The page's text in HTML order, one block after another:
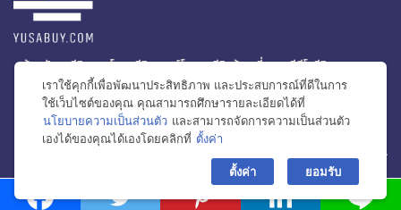
หน้าหลัก รีวิวคอนโด รีวิวทาวน์โฮม รีวิวบ้านเดี่ยว
วีดีโอรีวิว
ไอเดียแต่งบ้าน
ข่าวอสังหาริมทรัพย์
โปรโมชั่นบ้านและคอนโด
โครงการน่าสนใจ
© สงวนลิขสิทธิ์ 2556-2564
เราใช้คุกกี้เพื่อพัฒนาประสิทธิภาพ และประสบการณ์ที่ดีในการ
ใช้เว็บไซต์ของคุณ คุณสามารถศึกษารายละเอียดได้ที่
นโยบายความเป็นส่วนตัว และสามารถจัดการความเป็นส่วนตัว
เองได้ของคุณได้เองโดยคลิกที่ ตั้งค่า
ตั้งค่า ยอมรับ